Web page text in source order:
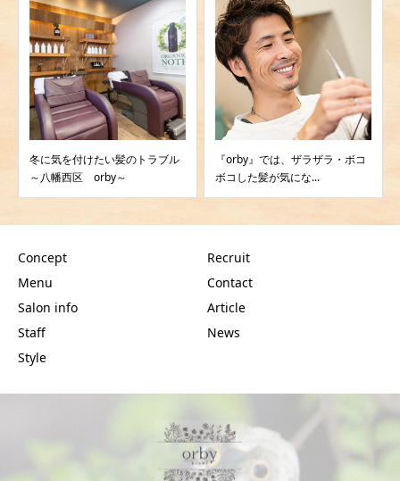
冬に気を付けたい髪のトラブル
～八幡西区 orby～
『orby』では、ザラザラ・ボコ
ボコした髪が気にな...
Concept
Menu
Salon info
Staff
Style
Recruit
Contact
Article
News